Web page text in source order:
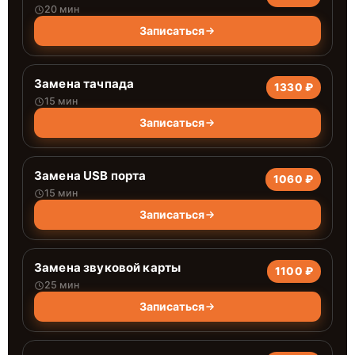
20 мин
Записаться
Замена тачпада
15 мин
1330 ₽
Записаться
Замена USB порта
15 мин
1060 ₽
Записаться
Замена звуковой карты
25 мин
1100 ₽
Записаться